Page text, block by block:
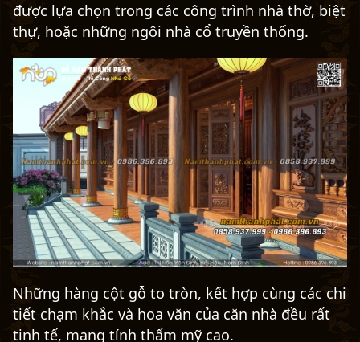
được lựa chọn trong các công trình nhà thờ, biệt
thự, hoặc những ngôi nhà cổ truyền thống.
Những hàng cột gỗ to tròn, kết hợp cùng các chi
tiết chạm khắc và hoa văn của căn nhà đều rất
tinh tế, mang tính thẩm mỹ cao.